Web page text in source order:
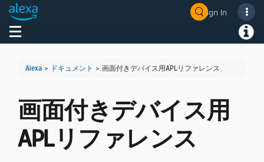
Sign In
Toggle navigation
Alexa > ドキュメント > 画面付きデバイス用APLリファレンス
画面付きデバイス用
APLリファレンス
Welcome! Ask the DevAssistant